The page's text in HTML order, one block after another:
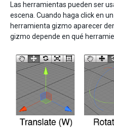
Las herramientas pueden ser
escena. Cuando haga click en
herramienta gizmo aparecer
gizmo depende en qué